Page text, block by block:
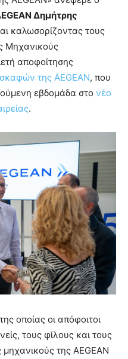
Δημήτρης
καλωσορίζοντας τους
Μηχανικούς
αποφοίτησης
της AEGEAN, που
εβδομάδα στο νέο
.
οποίας οι απόφοιτοι
τους φίλους και τους
της AEGEAN